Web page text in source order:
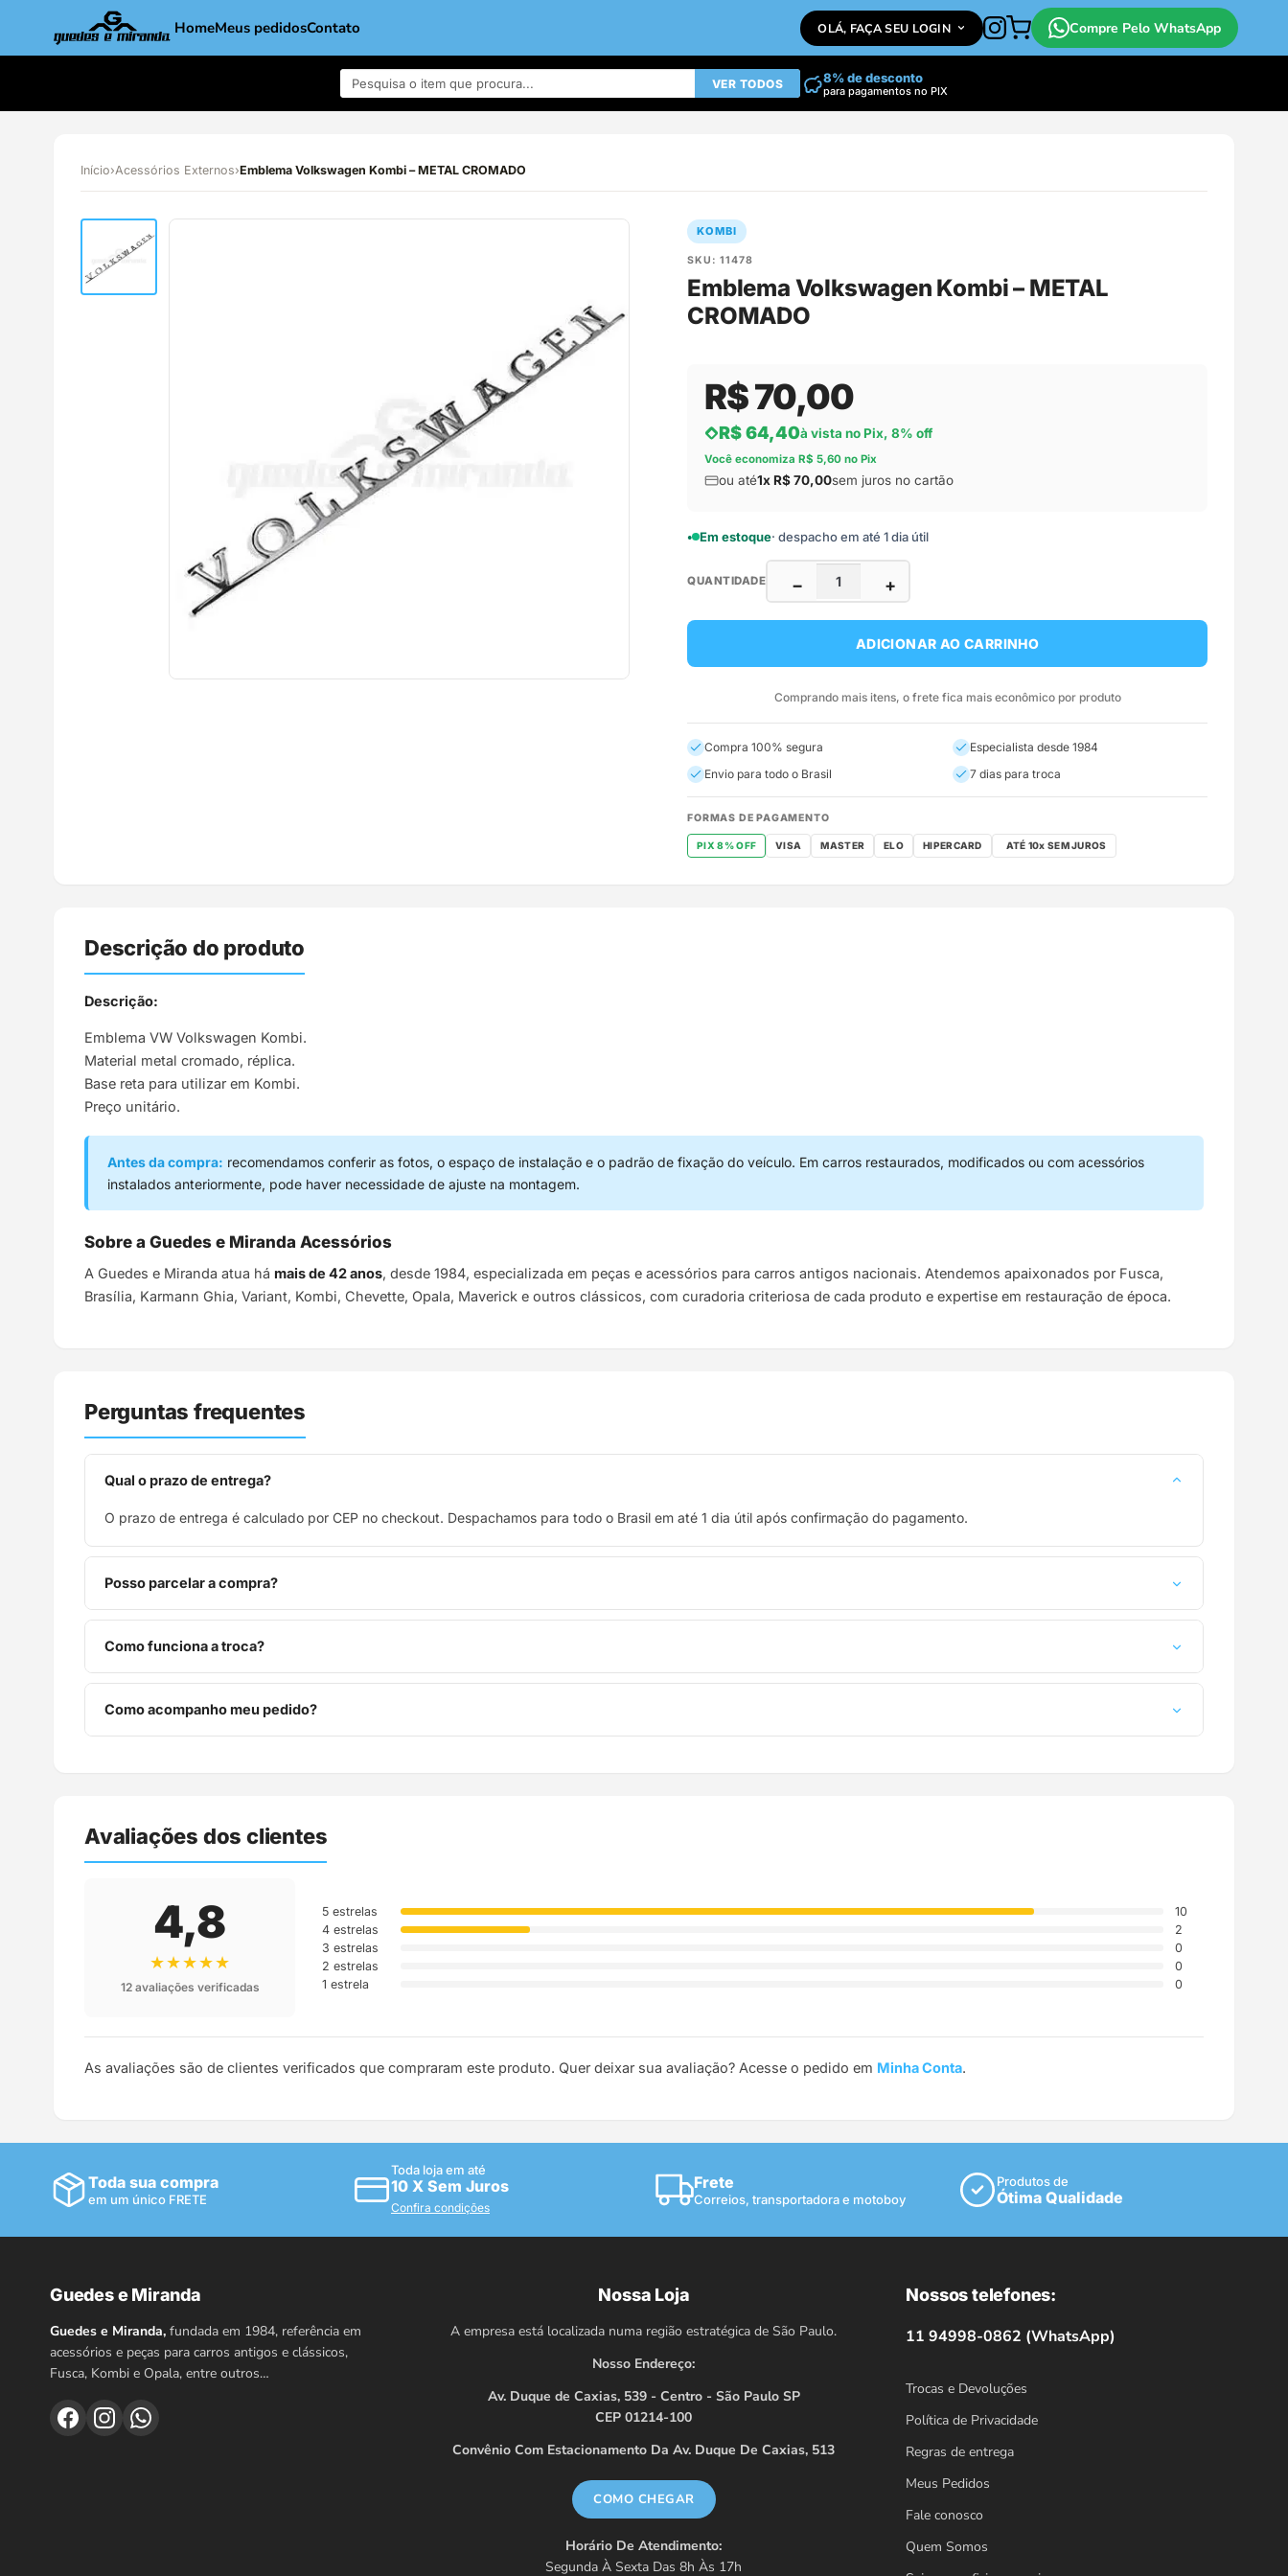
HomeMeus pedidosContato OLÁ, FAÇA SEU LOGIN Compre Pelo WhatsApp
VER TODOS 8% de desconto
para pagamentos no PIX
Início›Acessórios Externos›Emblema Volkswagen Kombi – METAL CROMADO
KOMBI
SKU: 11478
Emblema Volkswagen Kombi – METAL
CROMADO
R$ 70,00
R$ 64,40à vista no Pix, 8% off
Você economiza R$ 5,60 no Pix
ou até1x R$ 70,00sem juros no cartão
Em estoque· despacho em até 1 dia útil
QUANTIDADE − +
ADICIONAR AO CARRINHO
Comprando mais itens, o frete fica mais econômico por produto
Compra 100% segura
Especialista desde 1984
Envio para todo o Brasil
7 dias para troca
FORMAS DE PAGAMENTO
PIX 8% OFF VISA MASTER ELO HIPERCARD
Descrição do produto
Descrição:
Emblema VW Volkswagen Kombi.
Material metal cromado, réplica.
Base reta para utilizar em Kombi.
Preço unitário.
Antes da compra: recomendamos conferir as fotos, o espaço de instalação e o padrão de fixação do veículo. Em carros restaurados, modificados ou com acessórios
instalados anteriormente, pode haver necessidade de ajuste na montagem.
Sobre a Guedes e Miranda Acessórios
A Guedes e Miranda atua há mais de 42 anos, desde 1984, especializada em peças e acessórios para carros antigos nacionais. Atendemos apaixonados por Fusca,
Brasília, Karmann Ghia, Variant, Kombi, Chevette, Opala, Maverick e outros clássicos, com curadoria criteriosa de cada produto e expertise em restauração de época.
Perguntas frequentes
Qual o prazo de entrega?
O prazo de entrega é calculado por CEP no checkout. Despachamos para todo o Brasil em até 1 dia útil após confirmação do pagamento.
Posso parcelar a compra?
Sim, parcelamos em até 10x sem juros no cartão de crédito, ou pague à vista no Pix com 8% de desconto.
Como funciona a troca?
Você tem 7 dias após o recebimento para solicitar troca. Basta entrar em contato pelo WhatsApp ou e-mail.
Como acompanho meu pedido?
Avaliações dos clientes
4,8
★★★★★
12 avaliações verificadas
5 estrelas
10
4 estrelas
2
3 estrelas
0
2 estrelas
0
1 estrela
0
As avaliações são de clientes verificados que compraram este produto. Quer deixar sua avaliação? Acesse o pedido em Minha Conta.
Toda sua compra
em um único FRETE
Toda loja em até
10 X Sem Juros
Confira condições
Frete
Correios, transportadora e motoboy
Produtos de
Ótima Qualidade
Guedes e Miranda
Guedes e Miranda, fundada em 1984, referência em
acessórios e peças para carros antigos e clássicos,
Fusca, Kombi e Opala, entre outros…
Nossa Loja
A empresa está localizada numa região estratégica de São Paulo.
Nosso Endereço:
Av. Duque de Caxias, 539 - Centro - São Paulo SP
CEP 01214-100
Convênio Com Estacionamento Da Av. Duque De Caxias, 513
COMO CHEGAR
Horário De Atendimento:
Segunda À Sexta Das 8h Às 17h
Nossos telefones:
11 94998-0862 (WhatsApp)
Trocas e Devoluções
Política de Privacidade
Regras de entrega
Meus Pedidos
Fale conosco
Quem Somos